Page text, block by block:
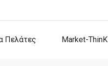
Πελάτες Market-ThinK